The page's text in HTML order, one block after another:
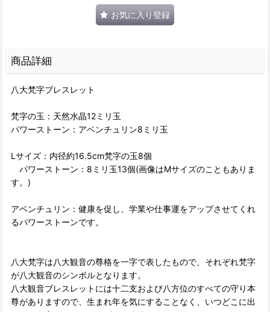
お気に入り登録
商品詳細
八大梵字ブレスレット
梵字の玉：天然水晶12ミリ玉
パワーストーン：アベンチュリン8ミリ玉
Lサイズ：内径約16.5cm梵字の玉8個
パワーストーン：8ミリ玉13個(画像はMサイズのこともありま
す。)
アベンチュリン：健康を促し、学業や仕事運をアップさせてくれ
るパワーストーンです。
八大梵字は八大観音の尊格を一字で表したもので、それぞれ梵字
が八大観音のシンボルとなります。
八大観音ブレスレットには十二支および八方位のすべての守り本
尊がありますので、生まれ年を気にすることなく、いつどこに出